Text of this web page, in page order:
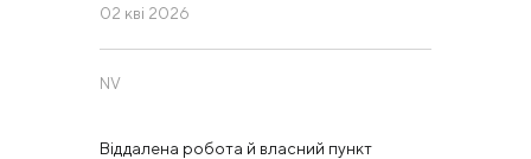
02 кві 2026
NV
Віддалена робота й власний пункт